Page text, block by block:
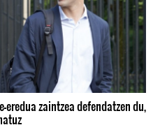
eredua zaintzea defendatzen du,